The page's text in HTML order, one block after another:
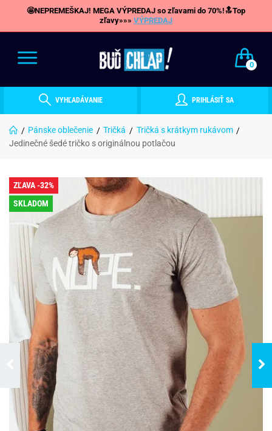
🤩NEPREMEŠKAJ! MEGA VÝPREDAJ so zľavami do 70%!🔝Top
zľavy»»» VÝPREDAJ
0
VYHĽADÁVANIE PRIHLÁSIŤ SA
Pánske oblečenie Tričká
Tričká s krátkym rukávom
Jedinečné šedé tričko s originálnou potlačou
ZĽAVA -32%
SKLADOM